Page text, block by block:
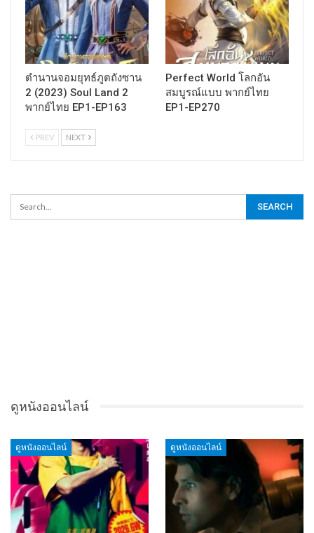
ตำนานจอมยุทธ์ภูตถังซาน
2 (2023) Soul Land 2
พากย์ไทย EP1-EP163
Perfect World โลกอัน
สมบูรณ์แบบ พากย์ไทย
EP1-EP270
PREV NEXT
ดูหนังออนไลน์
ดูหนังออนไลน์ ดูหนังออนไลน์